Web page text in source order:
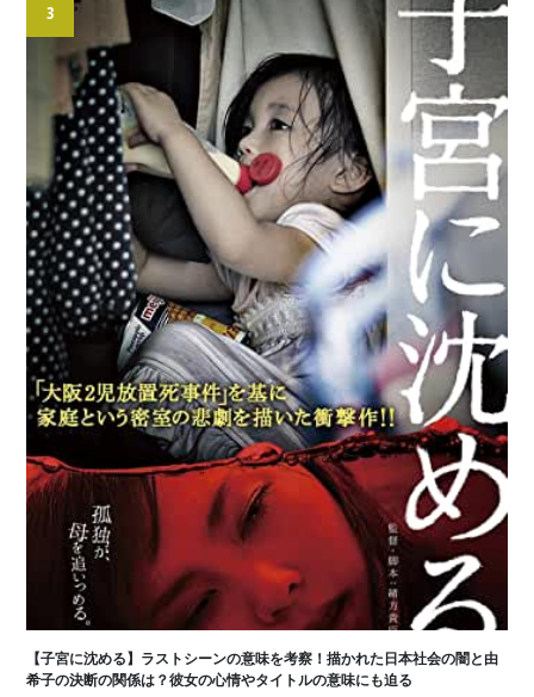
3
【子宮に沈める】ラストシーンの意味を考察！描かれた日本社会の闇と由
希子の決断の関係は？彼女の心情やタイトルの意味にも迫る